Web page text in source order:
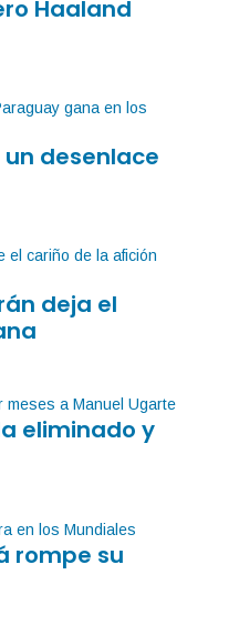
Haaland
desenlace
deja el
eliminado y
rompe su